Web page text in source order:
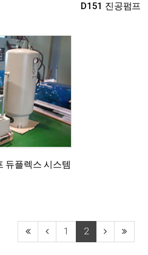
D151 진공펌프
듀플렉스 시스템
1 2